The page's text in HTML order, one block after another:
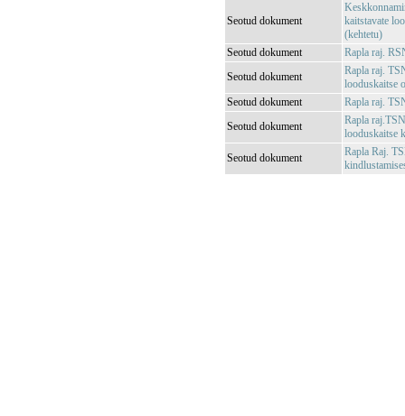
Seotud dokument
kaitstavate
(kehtetu)
Seotud dokument
Rapla raj.
Seotud dokument
Rapla raj.
looduskaitse
Seotud dokument
Rapla raj.
Seotud dokument
Rapla
looduskaitse
Seotud dokument
Rapla Raj.